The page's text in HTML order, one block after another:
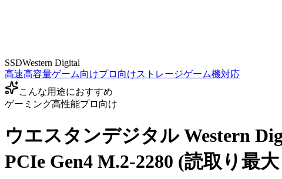
SSDWestern Digital
高速高容量ゲーム向けプロ向けストレージゲーム機対応
こんな用途におすすめ
ゲーミング高性能プロ向け
ウエスタンデジタル Western
PCIe Gen4 M.2-2280 (読取り最